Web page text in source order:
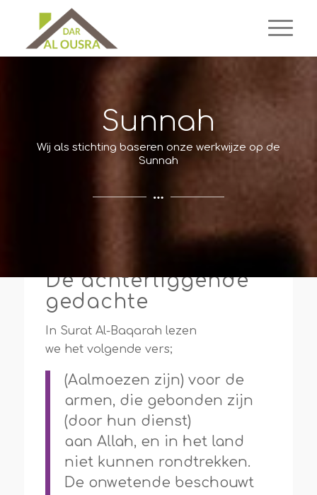
Sunnah
Wij als stichting baseren onze werkwijze op de
Sunnah
De achterliggende
gedachte
In Surat Al-Baqarah lezen
we het volgende vers;
(Aalmoezen zijn) voor de
armen, die gebonden zijn
(door hun dienst)
aan Allah, en in het land
niet kunnen rondtrekken.
De onwetende beschouwt